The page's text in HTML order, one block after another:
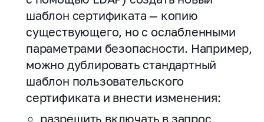
шаблон сертификата — копию
существующего, но с ослабленными
параметрами безопасности. Например,
можно дублировать стандартный
шаблон пользовательского
сертификата и внести изменения:
разрешить включать в запрос